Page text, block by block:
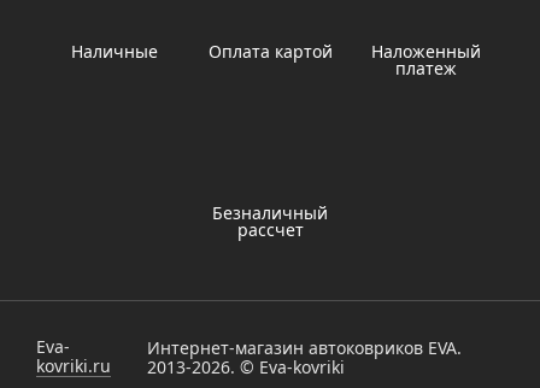
Наличные Оплата картой Наложенный
платеж
Безналичный
рассчет
Eva-
kovriki.ru
Интернет-магазин автоковриков EVA.
2013-2026. © Eva-kovriki